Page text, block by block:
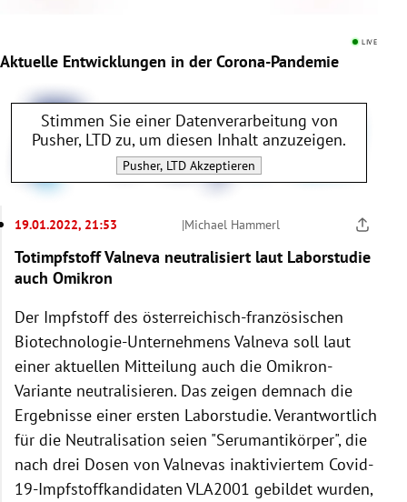
LIVE
Aktuelle Entwicklungen in der Corona-Pandemie
Stimmen Sie einer Datenverarbeitung von
Pusher, LTD zu, um diesen Inhalt anzuzeigen.
Pusher, LTD Akzeptieren
19.01.2022, 21:53 |Michael Hammerl
Totimpfstoff Valneva neutralisiert laut Laborstudie
auch Omikron
Der Impfstoff des österreichisch-französischen
Biotechnologie-Unternehmens Valneva soll laut
einer aktuellen Mitteilung auch die Omikron-
Variante neutralisieren. Das zeigen demnach die
Ergebnisse einer ersten Laborstudie. Verantwortlich
für die Neutralisation seien "Serumantikörper", die
nach drei Dosen von Valnevas inaktiviertem Covid-
19-Impfstoffkandidaten VLA2001 gebildet wurden,